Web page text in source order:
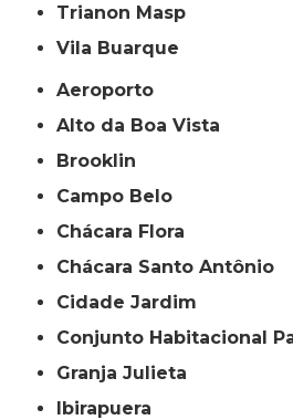
Trianon Masp
Vila Buarque
Aeroporto
Alto da Boa Vista
Brooklin
Campo Belo
Chácara Flora
Chácara Santo Antônio
Cidade Jardim
Conjunto Habitacional
Granja Julieta
Ibirapuera